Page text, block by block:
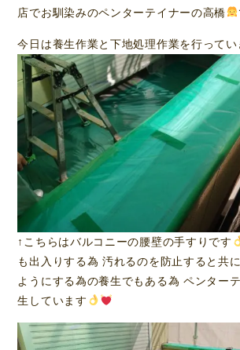
店でお馴染みのペンターテイナーの高橋
今日は養生作業と下地処理作業を行ってい
↑こちらはバルコニーの腰壁の手すりです
も出入りする為 汚れるのを防止すると共
ようにする為の養生でもある為 ペンター
生しています